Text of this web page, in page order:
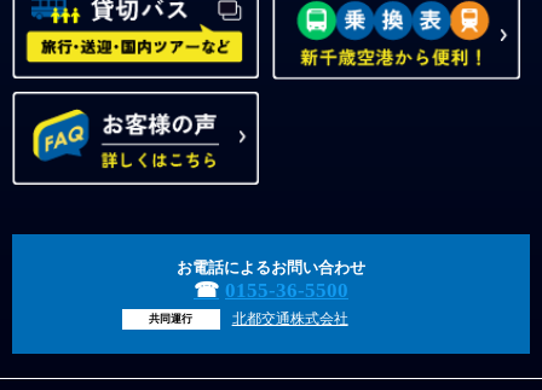
お電話によるお問い合わせ
0155-36-5500
共同運行 北都交通株式会社